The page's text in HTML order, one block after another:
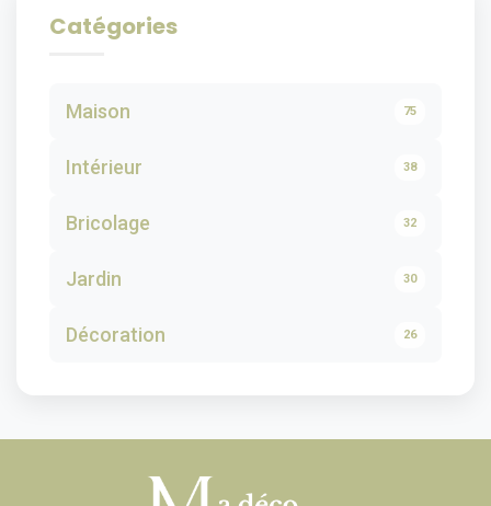
Catégories
Maison 75
Intérieur 38
Bricolage 32
Jardin 30
Décoration 26